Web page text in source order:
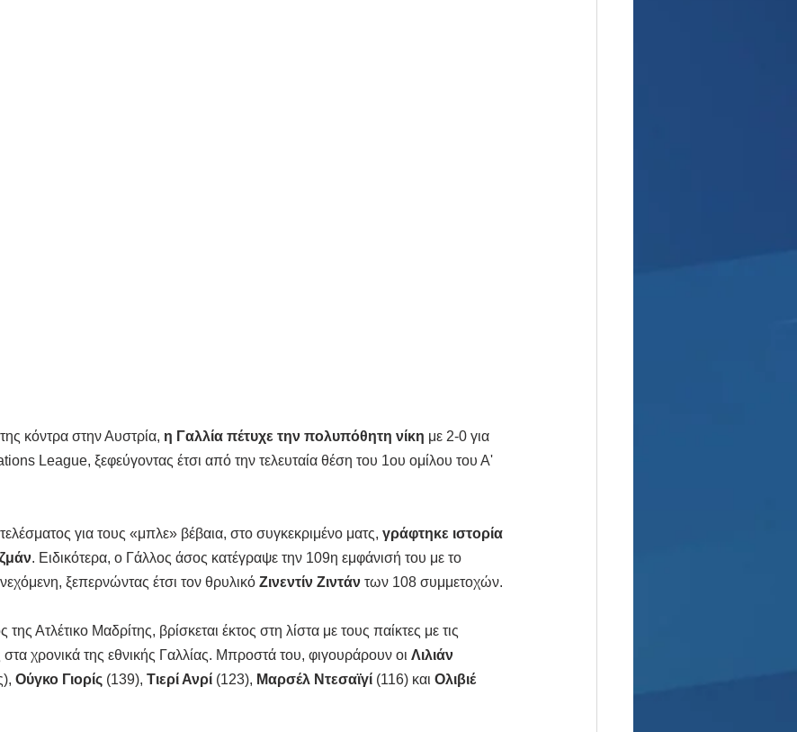
κόντρα στην Αυστρία, η Γαλλία πέτυχε την πολυπόθητη νίκη με 2-0 για
League, ξεφεύγοντας έτσι από την τελευταία θέση του 1ου ομίλου του Α'
για τους «μπλε» βέβαια, στο συγκεκριμένο ματς, γράφτηκε ιστορία
. Ειδικότερα, ο Γάλλος άσος κατέγραψε την 109η εμφάνισή του με το
ξεπερνώντας έτσι τον θρυλικό Ζινεντίν Ζιντάν των 108 συμμετοχών.
της Ατλέτικο Μαδρίτης, βρίσκεται έκτος στη λίστα με τους παίκτες με τις
χρονικά της εθνικής Γαλλίας. Μπροστά του, φιγουράρουν οι Λιλιάν
Ούγκο Γιορίς (139), Τιερί Ανρί (123), Μαρσέλ Ντεσαϊγί (116) και Ολιβιέ